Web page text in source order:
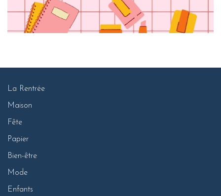
La Rentrée
Maison
Fête
Papier
Bien-être
Mode
Enfants